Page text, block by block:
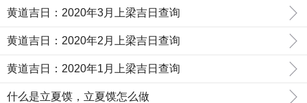
黄道吉日：2020年3月上梁吉日查询
黄道吉日：2020年2月上梁吉日查询
黄道吉日：2020年1月上梁吉日查询
什么是立夏馍，立夏馍怎么做